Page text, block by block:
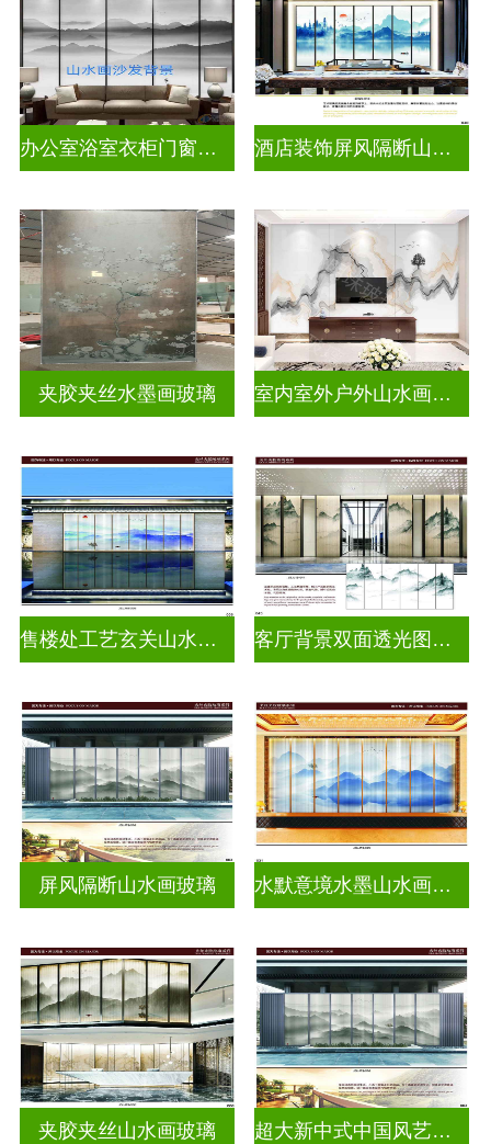
办公室浴室衣柜门窗户山水画玻璃 酒店装饰屏风隔断山水画玻璃
夹胶夹丝水墨画玻璃 室内室外户外山水画玻璃
售楼处工艺玄关山水画玻璃 客厅背景双面透光图案水墨画玻璃
屏风隔断山水画玻璃 水默意境水墨山水画玻璃
夹胶夹丝山水画玻璃 超大新中式中国风艺术水墨画玻璃